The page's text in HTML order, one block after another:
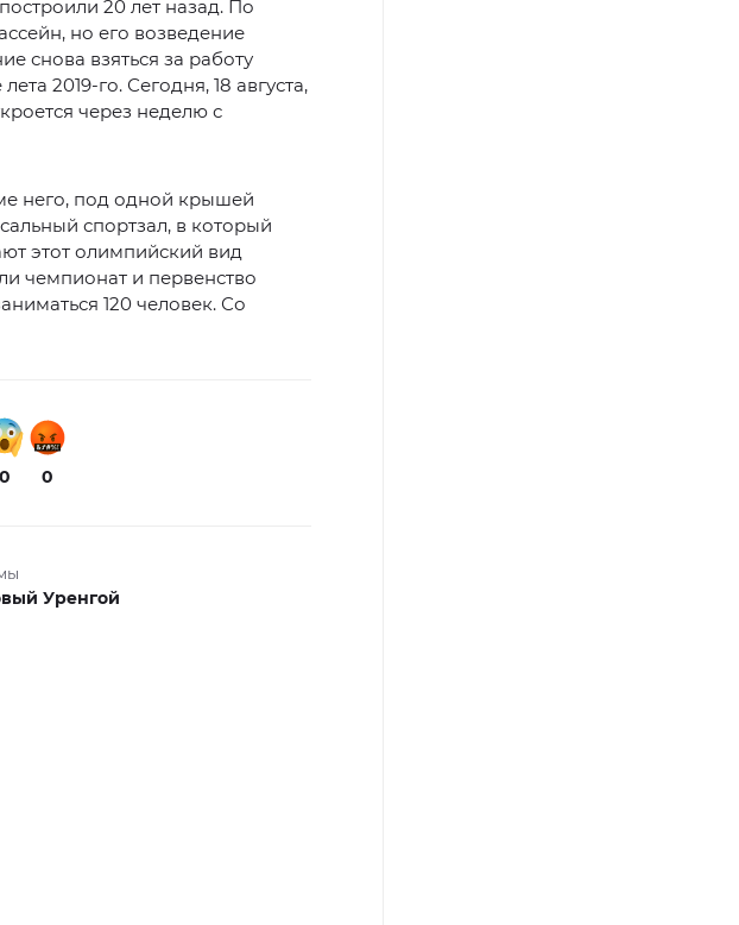
20 лет назад. По
но его возведение
снова взяться за работу
2019-го. Сегодня, 18 августа,
через неделю с
него, под одной крышей
спортзал, в который
этот олимпийский вид
чемпионат и первенство
120 человек. Со
0 0
Уренгой